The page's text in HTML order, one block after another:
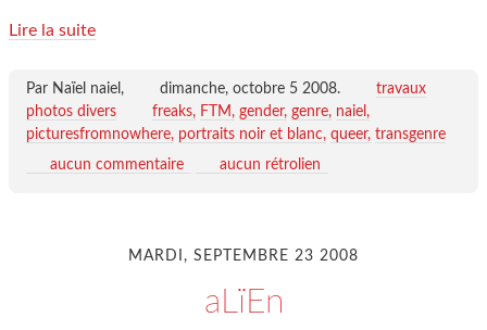
Lire la suite
Par Naïel naiel, dimanche, octobre 5 2008.
travaux
photos divers
freaks FTM gender genre naiel
picturesfromnowhere portraits noir et blanc queer transgenre
aucun commentaire
aucun rétrolien
MARDI, SEPTEMBRE 23 2008
aLïEn